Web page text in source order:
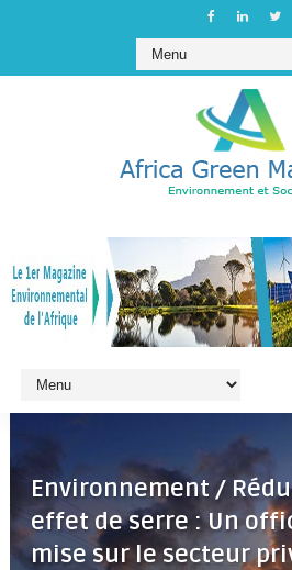
Environnement /
effet de serre : Un
mise sur le secteur